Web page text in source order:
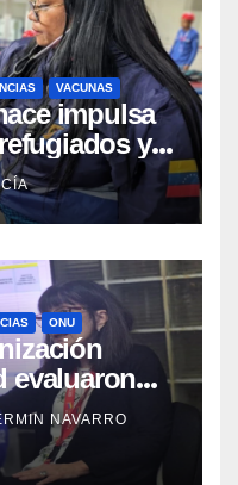
VACUNAS
impulsa
y
en
ONU
evaluaron
en
e
NAVARRO